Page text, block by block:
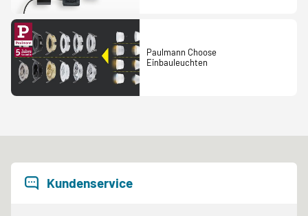
Paulmann Choose
Einbauleuchten
Kundenservice